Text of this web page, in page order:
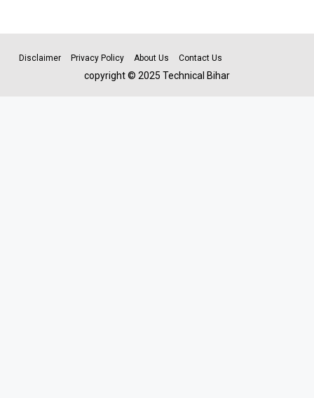
Disclaimer Privacy Policy About Us Contact Us
copyright © 2025 Technical Bihar